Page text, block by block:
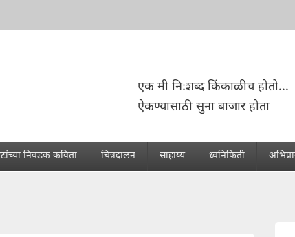
एक मी निःशब्द किंकाळीच होतो...
ऐकण्यासाठी सुना बाजार होता
निवडक कविता चित्रदालन साहाय्य ध्वनिफिती